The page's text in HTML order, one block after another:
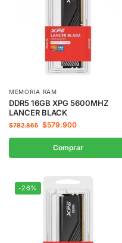
MEMORIA RAM
DDR5 16GB XPG 5600MHZ
LANCER BLACK
$782.865 $579.900
Comprar
-26%